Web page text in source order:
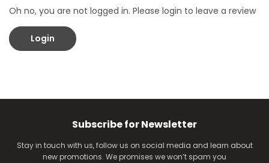
Oh no, you are not logged in. Please login to leave a review
Login
Subscribe for Newsletter
Stay in touch with us, follow us on social media and learn about
new promotions. We promises we won’t spam you